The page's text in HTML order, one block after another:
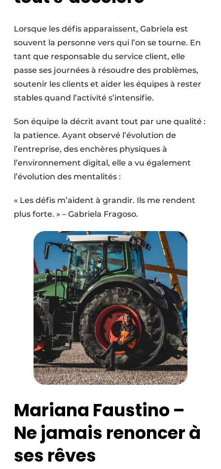
Lorsque les défis apparaissent, Gabriela est
souvent la personne vers qui l’on se tourne. En
tant que responsable du service client, elle
passe ses journées à résoudre des problèmes,
soutenir les clients et aider les équipes à rester
stables quand l’activité s’intensifie.
Son équipe la décrit avant tout par une qualité :
la patience. Ayant observé l’évolution de
l’entreprise, des enchères physiques à
l’environnement digital, elle a vu également
l’évolution des mentalités :
« Les défis m’aident à grandir. Ils me rendent
plus forte. » – Gabriela Fragoso.
Mariana Faustino –
Ne jamais renoncer à
ses rêves